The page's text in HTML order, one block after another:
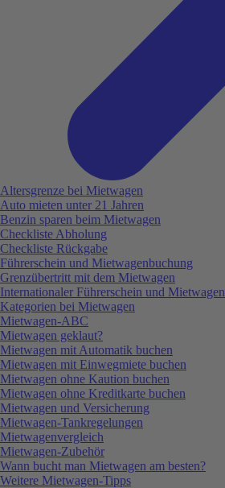
Altersgrenze bei Mietwagen
Auto mieten unter 21 Jahren
Benzin sparen beim Mietwagen
Checkliste Abholung
Checkliste Rückgabe
Führerschein und Mietwagenbuchung
Grenzübertritt mit dem Mietwagen
Internationaler Führerschein und Mietwagen
Kategorien bei Mietwagen
Mietwagen-ABC
Mietwagen geklaut?
Mietwagen mit Automatik buchen
Mietwagen mit Einwegmiete buchen
Mietwagen ohne Kaution buchen
Mietwagen ohne Kreditkarte buchen
Mietwagen und Versicherung
Mietwagen-Tankregelungen
Mietwagenvergleich
Mietwagen-Zubehör
Wann bucht man Mietwagen am besten?
Weitere Mietwagen-Tipps